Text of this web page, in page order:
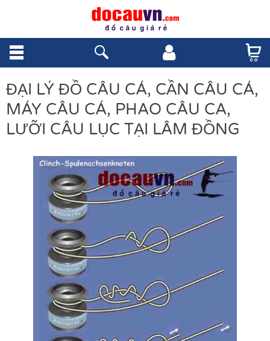
ĐẠI LÝ ĐỒ CÂU CÁ, CẦN CÂU CÁ,
MÁY CÂU CÁ, PHAO CÂU CA,
LƯỠI CÂU LỤC TẠI LÂM ĐỒNG